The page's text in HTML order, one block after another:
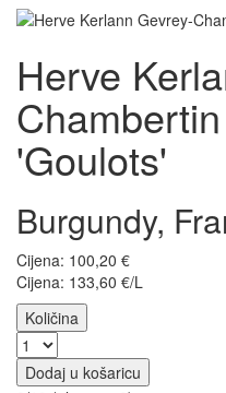
Herve
'Goulots'
Burgundy,
Cijena: 100,20 €
Cijena: 133,60 €/L
Količina
Dodaj u košaricu